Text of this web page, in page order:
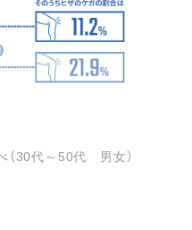
30代～50代 男女）